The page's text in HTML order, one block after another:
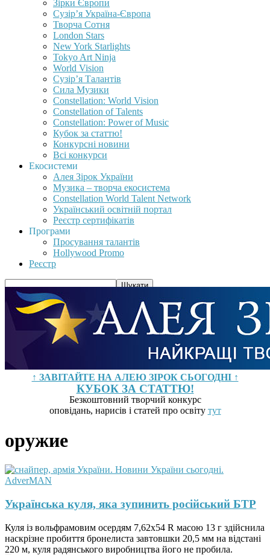
Зірки Європи
Сузір’я Україна-Європа
Творча Сотня
London Stars
New York Starlights
Tokyo Art Ninja
World Vision
Сузір’я Талантів
Сила Музики
Constellation: World Vision
Constellation of Talents
Constellation: Power of Music
Кубок за статтю!
Конкурсні новини
Всі конкурси
Екосистеми
Алея Зірок України
Музика – творча екосистема
Constellation World Talent Network
Український освітній портал
Реєстр сертифікатів
Програми
Просування талантів
Hollywood Promo
Реєстр
↑ ЗАВІТАЙТЕ НА АЛЕЮ ЗІРОК СЬОГОДНІ ↑
КУБОК ЗА СТАТТЮ!
Безкоштовний творчий конкурс
оповідань, нарисів і статей про освіту тут
оружие
Українська куля, яка зупинить російський БТР
Куля із вольфрамовим осердям 7,62х54 R масою 13 г здійснила
наскрізне пробиття бронелиста завтовшки 20,5 мм на відстані
220 м, куля радянського виробництва його не пробила.